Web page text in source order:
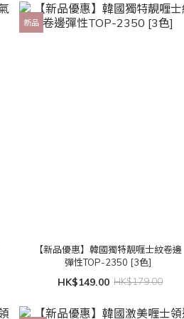
新品
【新品優惠】韓國獨特靚喱士紋卷邊
彈性TOP-2350 [3色]
HK$149.00 HK$179.00